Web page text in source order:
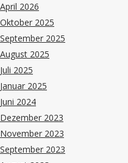
April 2026
Oktober 2025
September 2025
August 2025
Juli 2025
Januar 2025
Juni 2024
Dezember 2023
November 2023
September 2023